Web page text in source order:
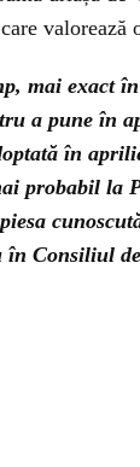
care valorează
mai exact
a pune în
în
probabil la
în Consiliul